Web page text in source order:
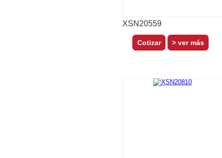
XSN20559
> ver más